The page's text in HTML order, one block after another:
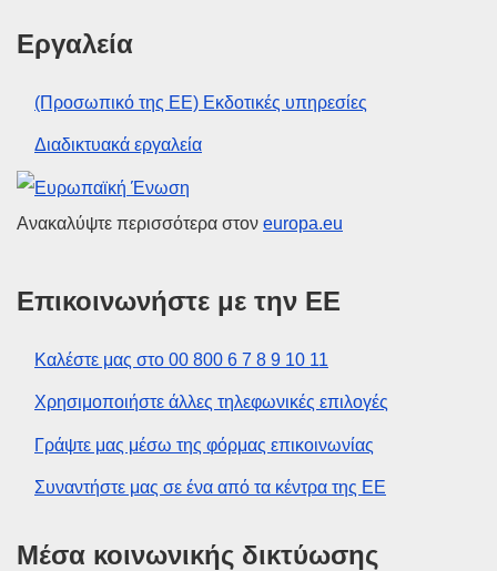
Εργαλεία
(Προσωπικό της ΕΕ) Εκδοτικές υπηρεσίες
Διαδικτυακά εργαλεία
Ευρωπαϊκή Ένωση
Ανακαλύψτε περισσότερα στον europa.eu
Επικοινωνήστε με την ΕΕ
Καλέστε μας στο 00 800 6 7 8 9 10 11
Χρησιμοποιήστε άλλες τηλεφωνικές επιλογές
Γράψτε μας μέσω της φόρμας επικοινωνίας
Συναντήστε μας σε ένα από τα κέντρα της ΕΕ
Μέσα κοινωνικής δικτύωσης